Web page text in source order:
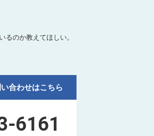
るのか教えてほしい。
合わせはこちら
6161